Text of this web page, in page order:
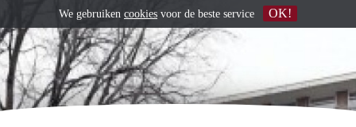
We gebruiken cookies voor de beste service OK!